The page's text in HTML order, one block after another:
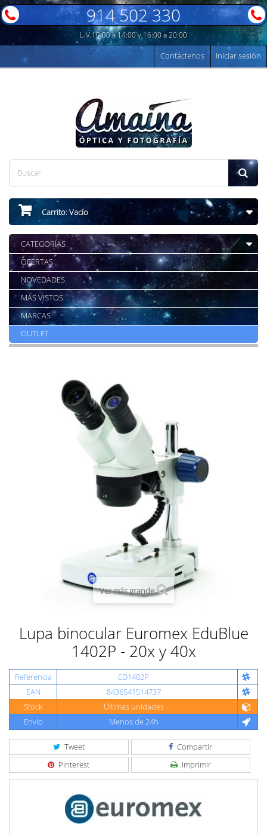
914 502 330
L-V 10:00 a 14:00 y 16:00 a 20:00
Iniciar sesión
Contáctenos
Carrito:Vacío
CATEGORÍAS
OFERTAS
NOVEDADES
MÁS VISTOS
MARCAS
OUTLET
Ver más grande
Lupa binocular Euromex EduBlue
1402P - 20x y 40x
Referencia
ED1402P
EAN
8436541514737
Stock
Últimas unidades
Envío
Menos de 24h
Tweet
Compartir
Pinterest
Imprimir